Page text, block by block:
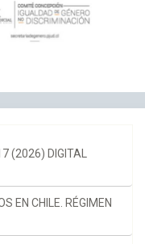
(2026) DIGITAL
EN CHILE. RÉGIMEN